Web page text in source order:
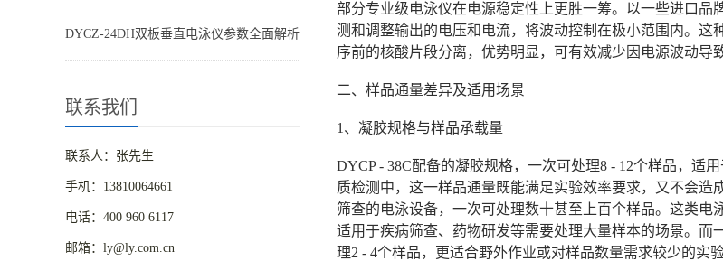
DYCZ-24DH双板垂直电泳仪参数全面解析
联系我们
联系人：张先生
手机：13810064661
电话：400 960 6117
邮箱：ly@ly.com.cn
部分专业级电泳仪在电源稳定性上更胜一筹。以一些进口
测和调整输出的电压和电流，将波动控制在极小范围内。
序前的核酸片段分离，优势明显，可有效减少因电源波动导
二、样品通量差异及适用场景
1、凝胶规格与样品承载量
DYCP - 38C配备的凝胶规格，一次可处理8 - 12个样品，适
质检测中，这一样品通量既能满足实验效率要求，又不会
筛查的电泳设备，一次可处理数十甚至上百个样品。这类电
适用于疾病筛查、药物研发等需要处理大量样本的场景。
理2 - 4个样品，更适合野外作业或对样品数量需求较少的实验